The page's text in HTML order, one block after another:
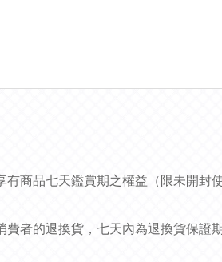
有商品七天鑑賞期之權益（限未開封
費者的退換貨，七天內為退換貨保